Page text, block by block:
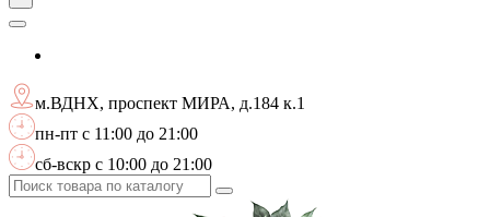
м.ВДНХ, проспект МИРА, д.184 к.1
пн-пт с 11:00 до 21:00
сб-вскр с 10:00 до 21:00